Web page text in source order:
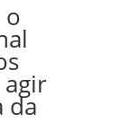
o
da